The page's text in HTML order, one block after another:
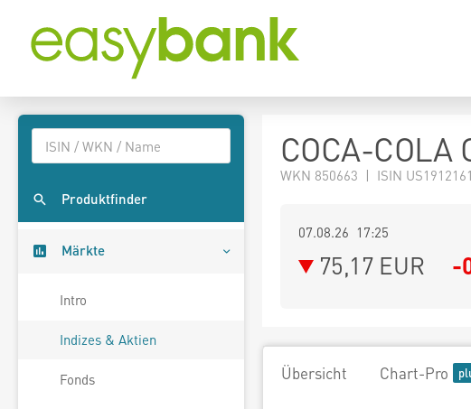
Produktfinder
Märkte
Intro
Indizes & Aktien
Fonds
COCA-COLA
WKN 850663 | ISIN
07.08.26 17:25
75,17 EUR -
Übersicht Chart-Pro